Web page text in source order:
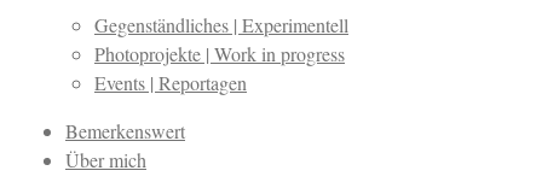
Gegenständliches | Experimentell
Photoprojekte | Work in progress
Events | Reportagen
Bemerkenswert
Über mich